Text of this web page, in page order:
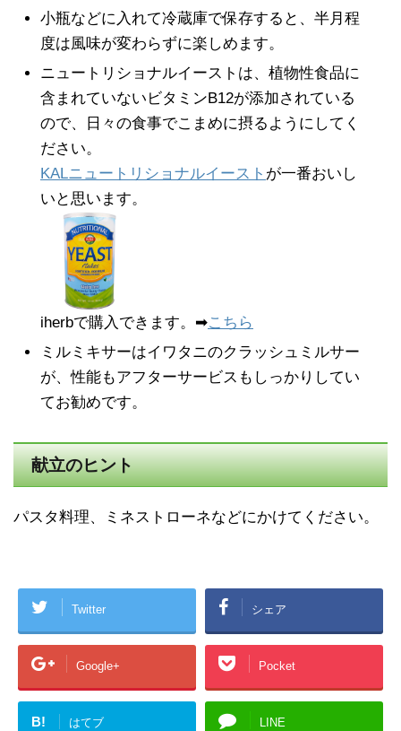
小瓶などに入れて冷蔵庫で保存すると、半月程
度は風味が変わらずに楽しめます。
ニュートリショナルイーストは、植物性食品に
含まれていないビタミンB12が添加されている
ので、日々の食事でこまめに摂るようにしてく
ださい。
KALニュートリショナルイースト が一番おいし
いと思います。
iherbで購入できます。➡こちら
ミルミキサーはイワタニのクラッシュミルサー
が、性能もアフターサービスもしっかりしてい
てお勧めです。
献立のヒント
パスタ料理、ミネストローネなどにかけてください。
Twitter シェア
Google+ Pocket
B! はてブ LINE